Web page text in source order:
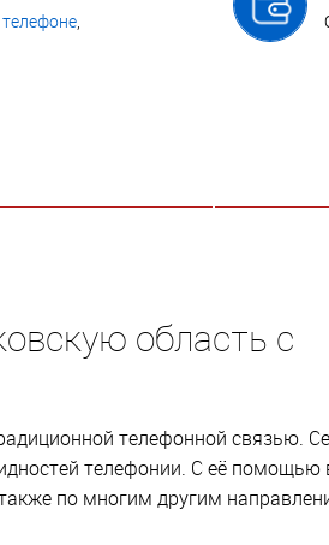
,
область с
телефонной связью.
телефонии. С её
по многим другим